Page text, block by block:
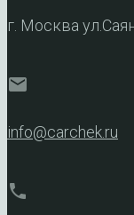
г. Москва
mail
info@carchek.ru
phone